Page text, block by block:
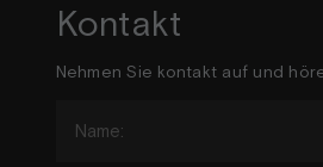
Kontakt
Nehmen Sie kontakt auf und